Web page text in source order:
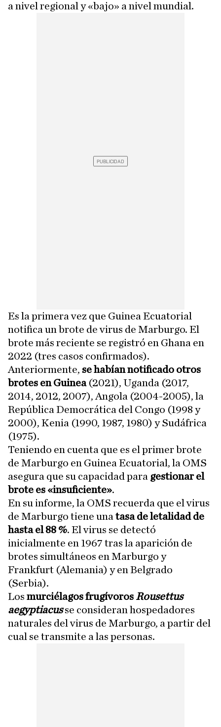
a nivel regional y «bajo» a nivel mundial.
Es la primera vez que Guinea Ecuatorial
notifica un brote de virus de Marburgo. El
brote más reciente se registró en Ghana en
2022 (tres casos confirmados).
Anteriormente, se habían notificado otros
brotes en Guinea (2021), Uganda (2017,
2014, 2012, 2007), Angola (2004-2005), la
República Democrática del Congo (1998 y
2000), Kenia (1990, 1987, 1980) y Sudáfrica
(1975).
Teniendo en cuenta que es el primer brote
de Marburgo en Guinea Ecuatorial, la OMS
asegura que su capacidad para gestionar el
brote es «insuficiente».
En su informe, la OMS recuerda que el virus
de Marburgo tiene una tasa de letalidad de
hasta el 88 %. El virus se detectó
inicialmente en 1967 tras la aparición de
brotes simultáneos en Marburgo y
Frankfurt (Alemania) y en Belgrado
(Serbia).
Los murciélagos frugívoros Rousettus
aegyptiacus se consideran hospedadores
naturales del virus de Marburgo, a partir del
cual se transmite a las personas.